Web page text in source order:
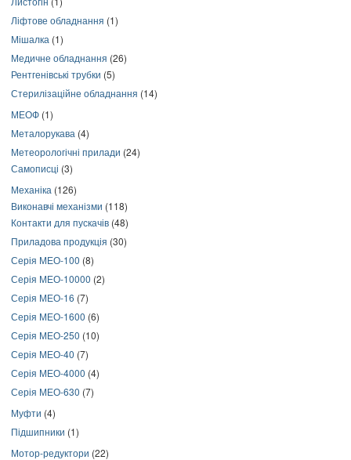
Ліфтове обладнання (1)
Мішалка (1)
Медичне обладнання (26)
Рентгенівські трубки (5)
Стерилізаційне обладнання (14)
МЕОФ (1)
Металорукава (4)
Метеорологічні прилади (24)
Самописці (3)
Механіка (126)
Виконавчі механізми (118)
Контакти для пускачів (48)
Приладова продукція (30)
Серія МЕО-100 (8)
Серія МЕО-10000 (2)
Серія МЕО-16 (7)
Серія МЕО-1600 (6)
Серія МЕО-250 (10)
Серія МЕО-40 (7)
Серія МЕО-4000 (4)
Серія МЕО-630 (7)
Муфти (4)
Підшипники (1)
Мотор-редуктори (22)